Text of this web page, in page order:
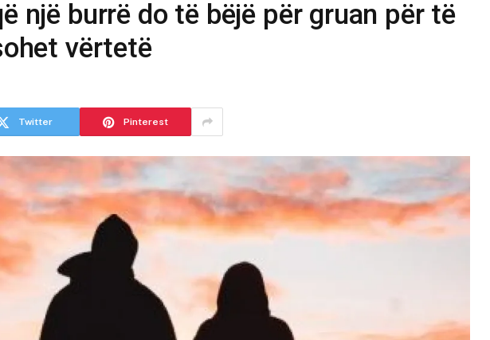
një burrë do të bëjë për gruan për të
vërtetë
Twitter Pinterest